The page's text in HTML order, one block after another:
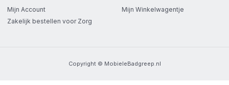
Mijn Account
Zakelijk bestellen voor Zorg
Mijn Winkelwagentje
Copyright © MobieleBadgreep.nl